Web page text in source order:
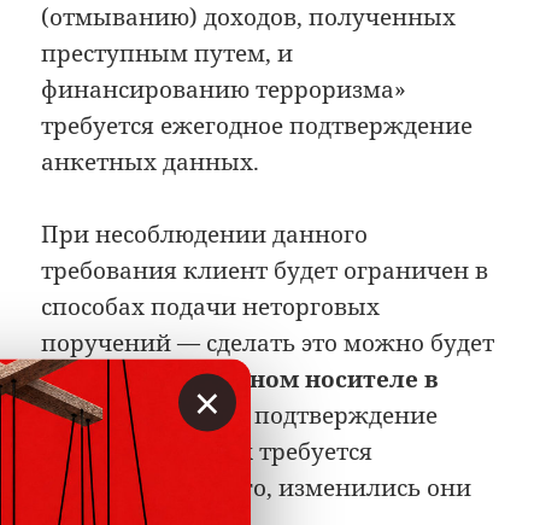
(отмыванию) доходов, полученных
преступным путем, и
финансированию терроризма»
требуется ежегодное подтверждение
анкетных данных.
При несоблюдении данного
требования клиент будет ограничен в
способах подачи неторговых
поручений — сделать это можно будет
только на бумажном носителе в
офисе брокера . А подтверждение
анкетных данных требуется
независимо от того, изменились они
×